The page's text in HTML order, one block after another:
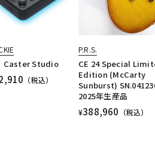
Caster Studio
（税込）
P.R.S.
CE 24 Special
Edition (McCarty
Sunburst)
2025年生産品
¥388,960 （税込）